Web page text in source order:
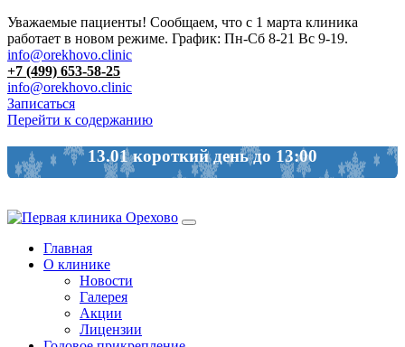
Уважаемые пациенты! Сообщаем, что с 1 марта клиника
работает в новом режиме. График: Пн-Сб 8-21 Вс 9-19.
info@orekhovo.clinic
+7 (499) 653-58-25
info@orekhovo.clinic
Записаться
Перейти к содержанию
13.01 короткий день до 13:00
Главная
О клинике
Новости
Галерея
Акции
Лицензии